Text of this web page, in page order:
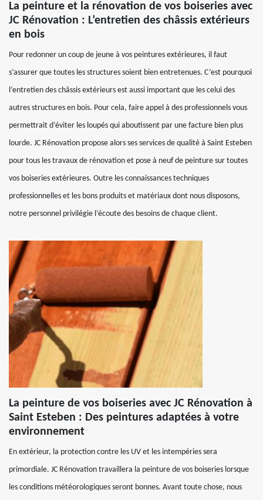
La peinture et la rénovation de vos boiseries avec
JC Rénovation : L’entretien des châssis extérieurs
en bois
Pour redonner un coup de jeune à vos peintures extérieures, il faut
s’assurer que toutes les structures soient bien entretenues. C’est pourquoi
l’entretien des châssis extérieurs est aussi important que les celui des
autres structures en bois. Pour cela, faire appel à des professionnels vous
permettrait d’éviter les loupés qui aboutissent par une facture bien plus
lourde. JC Rénovation propose alors ses services de qualité à Saint Esteben
pour tous les travaux de rénovation et pose à neuf de peinture sur toutes
vos boiseries extérieures. Outre les connaissances techniques
professionnelles et les bons produits et matériaux dont nous disposons,
notre personnel privilégie l’écoute des besoins de chaque client.
La peinture de vos boiseries avec JC Rénovation à
Saint Esteben : Des peintures adaptées à votre
environnement
En extérieur, la protection contre les UV et les intempéries sera
primordiale. JC Rénovation travaillera la peinture de vos boiseries lorsque
les conditions météorologiques seront bonnes. Avant toute chose, nous